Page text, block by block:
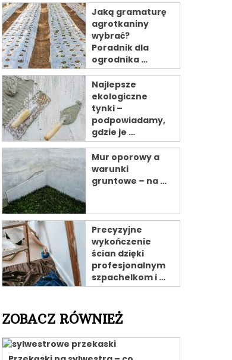
Jaką gramaturę
agrotkaniny
wybrać?
Poradnik dla
ogrodnika …
Najlepsze
ekologiczne
tynki –
podpowiadamy,
gdzie je …
Mur oporowy a
warunki
gruntowe – na …
Precyzyjne
wykończenie
ścian dzięki
profesjonalnym
szpachelkom i …
ZOBACZ RÓWNIEŻ